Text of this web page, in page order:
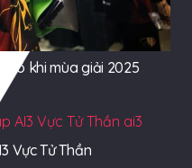
rõ khi mùa giải 2025
Vực Tử Thần